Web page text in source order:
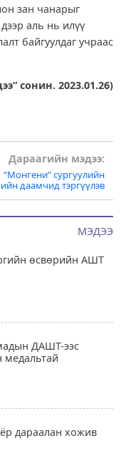
МЭДЭЭ
өсвөрийн АШТ
ДАШТ-ээс
медальтай
дараалан хожив
зан чанарыг
аль нь илүү
байгуулдаг учраас
сонин. 2023.01.26)
Дараагийн мэдээ:
“Монгени” сургуулийн
даамчид тэргүүлэв